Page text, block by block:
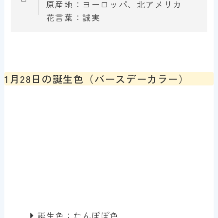
原産地：ヨーロッパ、北アメリカ
花言葉：誠実
1月28日の誕生色（バースデーカラー）
誕生色：たんぽぽ色